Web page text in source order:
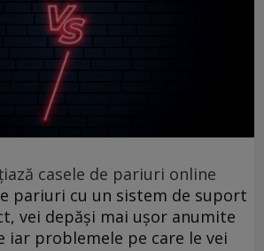
casele de pariuri online
pariuri cu un sistem de suport
vei depăși mai ușor anumite
iar problemele pe care le vei